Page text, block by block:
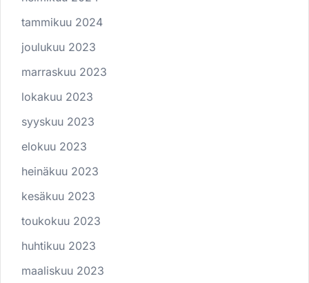
tammikuu 2024
joulukuu 2023
marraskuu 2023
lokakuu 2023
syyskuu 2023
elokuu 2023
heinäkuu 2023
kesäkuu 2023
toukokuu 2023
huhtikuu 2023
maaliskuu 2023